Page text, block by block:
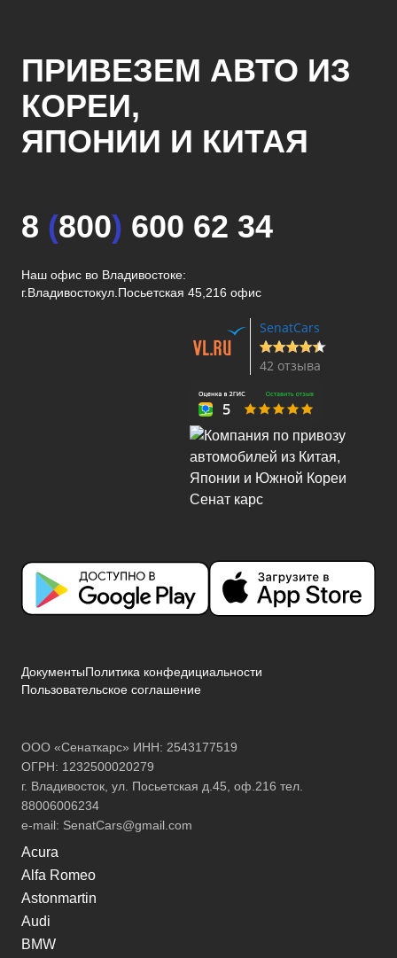
ПРИВЕЗЕМ АВТО ИЗ
КОРЕИ,
ЯПОНИИ И КИТАЯ
8 (800) 600 62 34
Наш офис во Владивостоке:
г.Владивостокул.Посьетская 45,216 офис
SenatCars
42 отзыва
ДокументыПолитика конфедициальности
Пользовательское соглашение
ООО «Сенаткарс» ИНН: 2543177519
ОГРН: 1232500020279
г. Владивосток, ул. Посьетская д.45, оф.216 тел.
88006006234
e-mail: SenatCars@gmail.com
Acura
Alfa Romeo
Astonmartin
Audi
BMW